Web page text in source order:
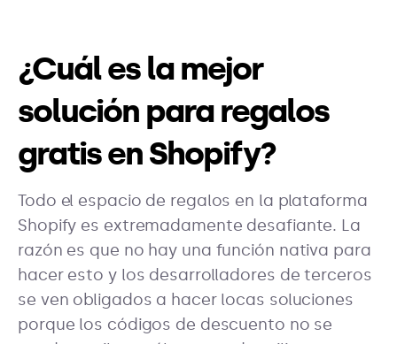
¿Cuál es la mejor
solución para regalos
gratis en Shopify?
Todo el espacio de regalos en la plataforma
Shopify es extremadamente desafiante. La
razón es que no hay una función nativa para
hacer esto y los desarrolladores de terceros
se ven obligados a hacer locas soluciones
porque los códigos de descuento no se